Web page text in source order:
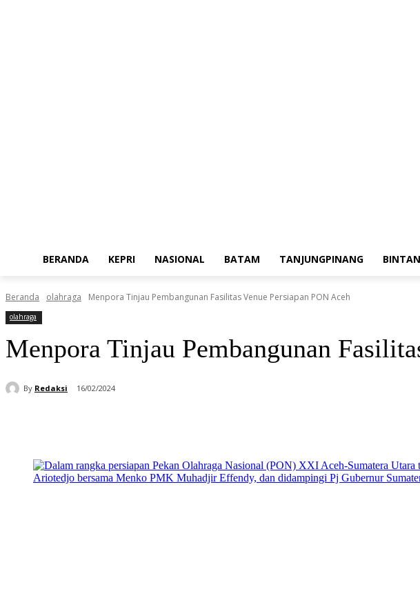
BERANDA KEPRI NASIONAL BATAM TANJUNGPINANG BINTAN
Beranda olahraga Menpora Tinjau Pembangunan Fasilitas Venue Persiapan PON Aceh
olahraga
Menpora Tinjau Pembangunan
By Redaksi 16/02/2024